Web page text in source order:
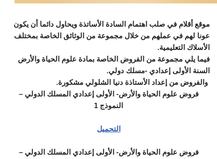
موقع أقلام في صلب اهتمام السادة الأساتذة ويحاول دائما أن يكون
عونا لهم في عملهم من خلال مجموعة من الوثائق الخاصة بمختلف
الأسلاك التعليمية.
فيما يلي مجموعة من الفروض الخاصة بمادة علوم الحياة والأرض
السنة الأولى إعدادي -مسلك دولي.
والفروض من إعداد الأستاذة دنيا الشلولي مشكورة.
فروض علوم الحياة والأرض- الأولى إعدادي المسلك الدولي –
النموذج 1
التحميل
فروض علوم الحياة والأرض- الأولى إعدادي المسلك الدولي –